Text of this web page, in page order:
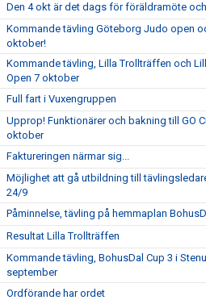
Den 4 okt är det dags för föräldramöte
Kommande tävling Göteborg Judo open
oktober!
Kommande tävling, Lilla Trollträffen och
Open 7 oktober
Full fart i Vuxengruppen
Upprop! Funktionärer och bakning till GO
oktober
Faktureringen närmar sig...
Möjlighet att gå utbildning till
24/9
Påminnelse, tävling på hemmaplan
Resultat Lilla Trollträffen
Kommande tävling, BohusDal Cup 3 i
september
Ordförande har ordet